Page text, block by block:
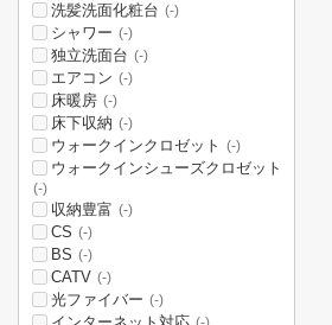
洗髪洗面化粧台 (-)
シャワー (-)
独立洗面台 (-)
エアコン (-)
床暖房 (-)
床下収納 (-)
ウォークインクロゼット (-)
ウォークインシューズクロゼット
(-)
収納豊富 (-)
CS (-)
BS (-)
CATV (-)
光ファイバー (-)